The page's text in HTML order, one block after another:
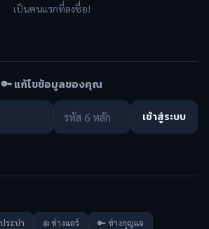
เป็นคนแรกที่ลงชื่อ!
🔑 แก้ไขข้อมูลของคุณ
เข้าสู่ระบบ
ระปา ❄️ ช่างแอร์ 🔑 ช่างกุญแจ